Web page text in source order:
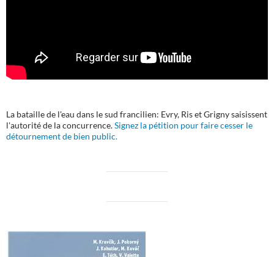
La bataille de l'eau dans le sud francilien: Evry, Ris et Grigny saisissent
l'autorité de la concurrence.Signez la pétition pour faire cesser le
détournement de bien public.